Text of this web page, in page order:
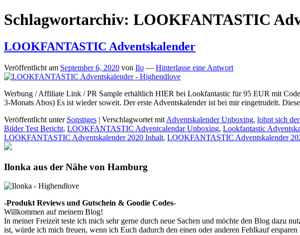
Schlagwortarchiv: LOOKFANTASTIC
LOOKFANTASTIC Adventskalender
Veröffentlicht am September 6, 2020 von Ilo — Hinterlasse eine Antwort
Werbung / Affiliate Link / PR Sample erhältlich HIER bei Lookfantastic für 95 EUR mit
3-Monats Abos) Es ist wieder soweit. Der erste Adventskalender ist bei mir eingetrudelt.
Veröffentlicht unter Sonstiges | Verschlagwortet mit Adventskalender Unboxing, lohnt sich
Bilder Test Bericht, LOOKFANTASTIC Adventcalendar Unboxing, Lookfantastic
LOOKFANTASTIC Adventskalender 2020 Inhalt, LOOKFANTASTIC Adventskalender
Ilonka aus der Nähe von Hamburg
-Produkt Reviews und Gutschein & Goodie Codes-
Willkommen auf meinem Blog!
In meiner Freizeit teste ich mich sehr gerne durch neue Sachen und möchte den Blog dazu
ist, würde ich mich freuen, wenn ich Euch dadurch den einen oder anderen Fehlkauf ersparen